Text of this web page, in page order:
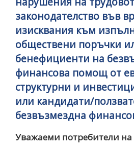
законодателство във
изисквания към
обществени поръчки
бенефициенти на
финансова помощ от
структурни и
или кандидати/
безвъзмездна
Уважаеми потребители на